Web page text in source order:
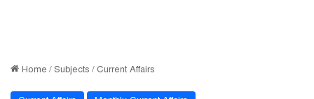
Home / Subjects / Current Affairs